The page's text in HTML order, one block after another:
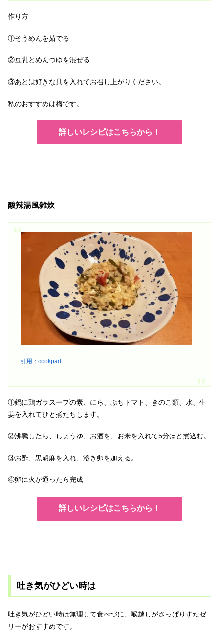
作り方
①そうめんを茹でる
②豆乳とめんつゆを混ぜる
③あとは好きな具を入れてお召し上がりください。
私のおすすめは梅です。
詳しいレシピはこちらから！
酸辣湯風雑炊
引用：cookpad
①鍋に鶏ガラスープの素、にら、ぷちトマト、きのこ類、水、生
姜を入れてひと煮たちします。
②沸騰したら、しょうゆ、お酒を、お米を入れて5分ほど煮込む。
③お酢、黒胡麻を入れ、溶き卵を加える。
④卵に火が通ったら完成
詳しいレシピはこちらから！
吐き気がひどい時は
吐き気がひどい時は無理して食べづに、喉越しがさっぱりすたゼ
リーがおすすめです。